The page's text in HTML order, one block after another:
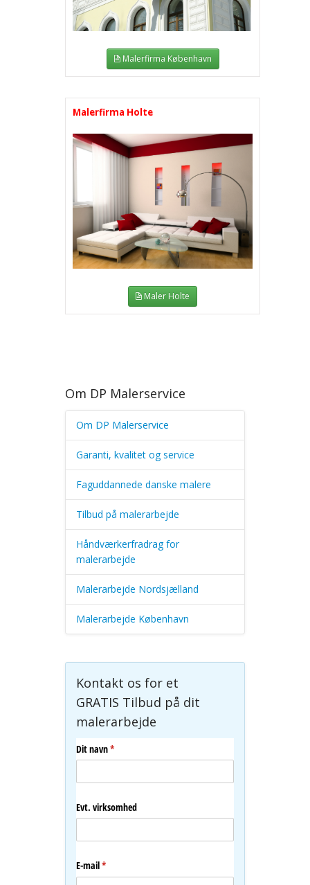
Malerfirma København
Malerfirma Holte
Maler Holte
Om DP Malerservice
Om DP Malerservice
Garanti, kvalitet og service
Faguddannede danske malere
Tilbud på malerarbejde
Håndværkerfradrag for
malerarbejde
Malerarbejde Nordsjælland
Malerarbejde København
Kontakt os for et
GRATIS Tilbud på dit
malerarbejde
Dit navn*
(påkrævet)
Evt. virksomhed
E-mail*
(påkrævet)